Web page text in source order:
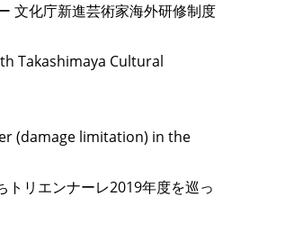
文化庁新進芸術家海外研修制度
Takashimaya Cultural
(damage limitation) in the
トリエンナーレ2019年度を巡っ